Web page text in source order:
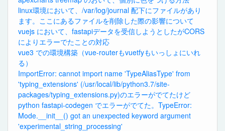
linux環境において、/var/log/journal 配下にファイルがあり
ます。ここにあるファイルを削除した際の影響について
vuejs において、fastapiデータを受信しようとしたがCORS
によりエラーでたことの対応
vue3 での環境構築（vue-routerもvuetfyもいっしょにいれ
る）
ImportError: cannot import name 'TypeAliasType' from
'typing_extensions' (/usr/local/lib/python3.7/site-
packages/typing_extensions.py)のエラーがでてたけど
python fastapi-codegen でエラーがでてた。TypeError:
Mode.__init__() got an unexpected keyword argument
'experimental_string_processing'